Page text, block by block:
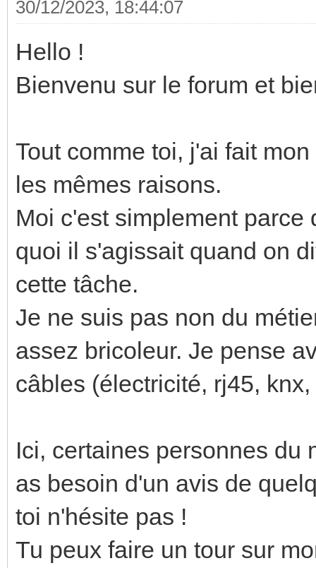
30/12/2023, 18:44:07
Hello !
Bienvenu sur le forum et
Tout comme toi, j'ai fait
les mêmes raisons.
Moi c'est simplement
quoi il s'agissait quand on
cette tâche.
Je ne suis pas non du
assez bricoleur. Je pense
câbles (électricité, rj45,
Ici, certaines personnes du
as besoin d'un avis de
toi n'hésite pas !
Tu peux faire un tour sur